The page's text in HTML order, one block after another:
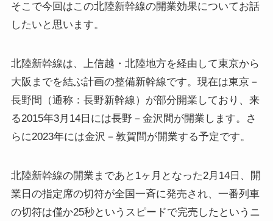
そこで今回はこの北陸新幹線の開業効果についてお話
したいと思います。
北陸新幹線は、上信越・北陸地方を経由して東京から
大阪までを結ぶ計画の整備新幹線です。現在は東京－
長野間（通称：長野新幹線）が部分開業しており、来
る2015年3月14日には長野－金沢間が開業します。さ
らに2023年には金沢－敦賀間が開業する予定です。
北陸新幹線の開業まであと1ヶ月となった2月14日、開
業日の指定席の切符が全国一斉に発売され、一番列車
の切符は僅か25秒というスピードで完売したというニ